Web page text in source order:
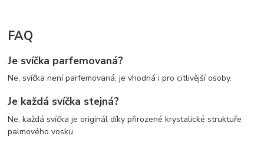
FAQ
Je svíčka parfemovaná?
Ne, svíčka není parfemovaná, je vhodná i pro citlivější osoby.
Je každá svíčka stejná?
Ne, každá svíčka je originál díky přirozené krystalické struktuře
palmového vosku.